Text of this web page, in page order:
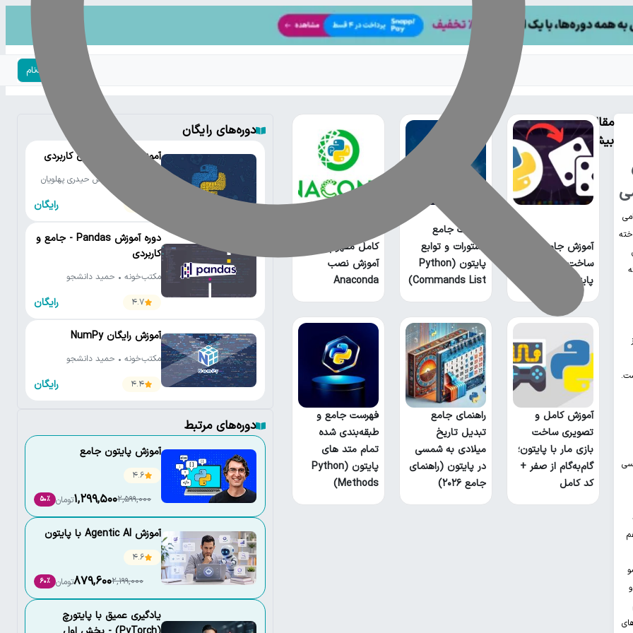
ورود | ثبت‌نام
مقالات
بیشتر
آموزش جامع
ساخت بازی منچ با
پایتون
فهرست جامع
دستورات و توابع
پایتون (Python
Commands List)
کامل مفهوم و
آموزش نصب
Anaconda
آموزش کامل و
تصویری ساخت
بازی مار با پایتون؛
گام‌به‌گام از صفر +
کد کامل
راهنمای جامع
تبدیل تاریخ
میلادی به شمسی
در پایتون (راهنمای
جامع ۲۰۲۶)
فهرست جامع و
طبقه‌بندی شده
تمام متد های
پایتون (Python
Methods)
دوره‌های رایگان
آموزش رایگان پایتون کاربردی
مکتب‌خونه • سروش حیدری پهلویان
رایگان
دوره آموزش Pandas - جامع و
کاربردی
مکتب‌خونه • حمید دانشجو
4.7
رایگان
آموزش رایگان NumPy
مکتب‌خونه • حمید دانشجو
4.4
رایگان
دوره‌های مرتبط
آموزش پایتون جامع
4.6
2,599,000
1,299,500تومان 50٪
آموزش Agentic AI با پایتون
4.6
2,199,000
879,600تومان 60٪
یادگیری عمیق با پایتورچ